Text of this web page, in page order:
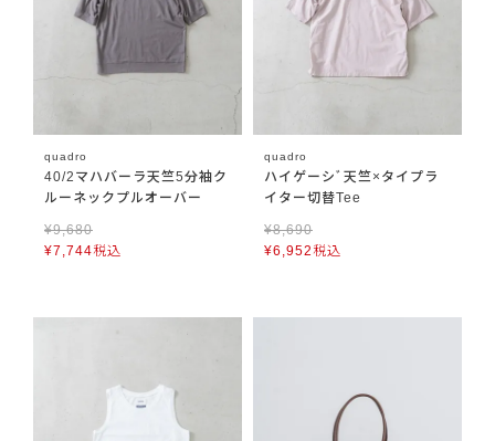
quadro
40/2マハバーラ天竺5分袖ク
ルーネックプルオーバー
¥9,680
¥7,744税込
quadro
ハイゲーシﾞ天竺×タイプラ
イター切替Tee
¥8,690
¥6,952税込